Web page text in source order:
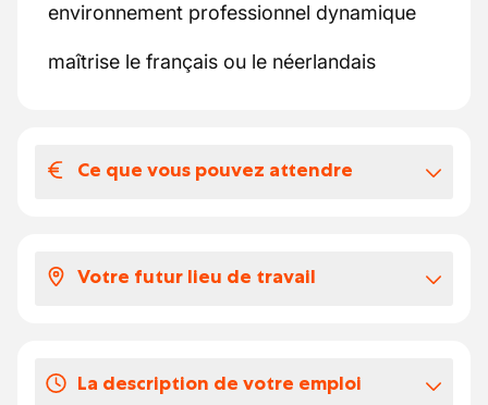
environnement professionnel dynamique
maîtrise le français ou le néerlandais
Ce que vous pouvez attendre
Rémunération selon expérience et
À déterminer avec l'entreprise
Votre futur lieu de travail
automobile et de la carrosserie. Présente
La description de votre emploi